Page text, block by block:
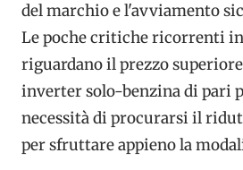
del marchio e l'avviamento
Le poche critiche ricorrenti
riguardano il prezzo
inverter solo-benzina di pari
necessità di procurarsi il
per sfruttare appieno la